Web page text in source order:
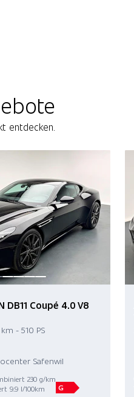
entdecken.
DB11 Coupé 4.0 V8
- 510 PS
Safenwil
230 g/km
9.9 l/100km
G